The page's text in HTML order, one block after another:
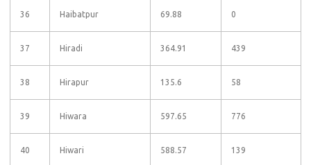
36 Haibatpur 69.88 0
37 Hiradi 364.91 439
38 Hirapur 135.6 58
39 Hiwara 597.65 776
40 Hiwari 588.57 139